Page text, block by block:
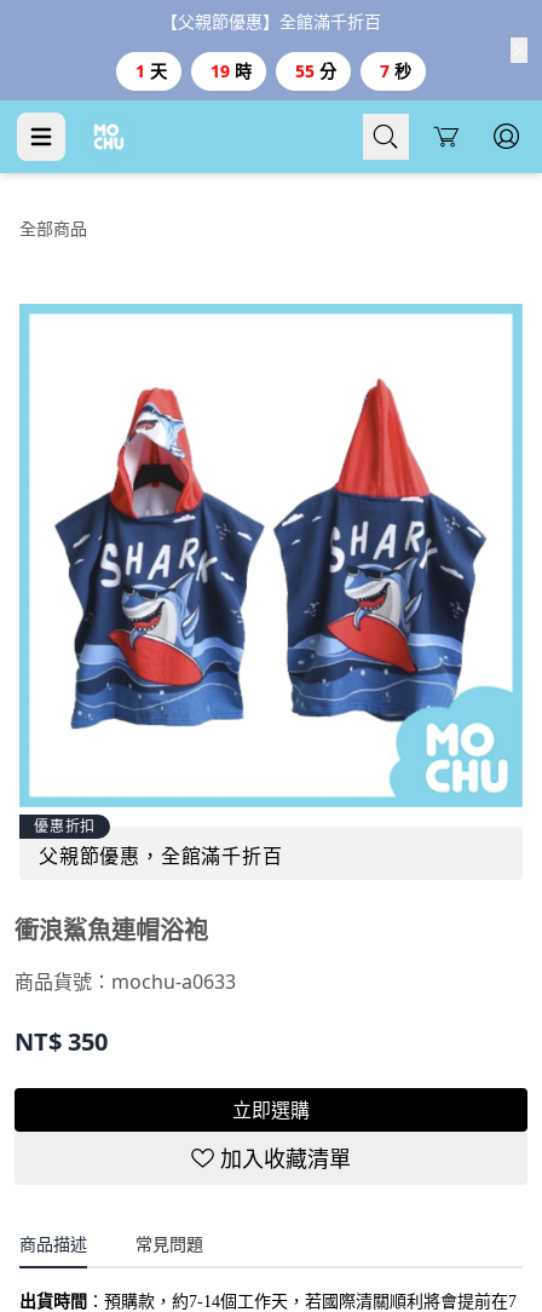
【父親節優惠】全館滿千折百
1 天 19 時 55 分 6 秒
Cart
全部商品
優惠折扣
父親節優惠，全館滿千折百
衝浪鯊魚連帽浴袍
商品貨號： mochu-a0633
NT$350
立即選購
加入收藏清單
商品描述 常見問題
出貨時間 ： 預購款，約7-14個工作天，若國際清關順利將會提前在7